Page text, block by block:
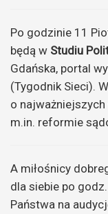
Po godzinie 11
będą w Studiu
Gdańska, portal
(Tygodnik Sieci).
o
m.in. reformie
A miłośnicy
dla siebie po
Państwa na